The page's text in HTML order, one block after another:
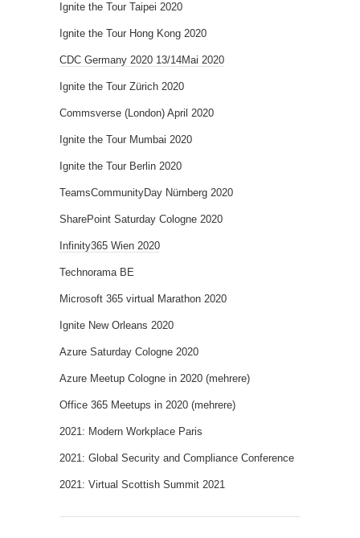
Ignite the Tour Taipei 2020
Ignite the Tour Hong Kong 2020
CDC Germany 2020 13/14Mai 2020
Ignite the Tour Zürich 2020
Commsverse (London) April 2020
Ignite the Tour Mumbai 2020
Ignite the Tour Berlin 2020
TeamsCommunityDay Nürnberg 2020
SharePoint Saturday Cologne 2020
Infinity365 Wien 2020
Technorama BE
Microsoft 365 virtual Marathon 2020
Ignite New Orleans 2020
Azure Saturday Cologne 2020
Azure Meetup Cologne in 2020 (mehrere)
Office 365 Meetups in 2020 (mehrere)
2021: Modern Workplace Paris
2021: Global Security and Compliance Conference
2021: Virtual Scottish Summit 2021